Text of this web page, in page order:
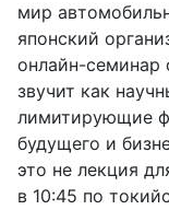
мир
японский
онлайн-семинар
звучит как
лимитирующие
будущего и
это не лекция
в 10:45 по